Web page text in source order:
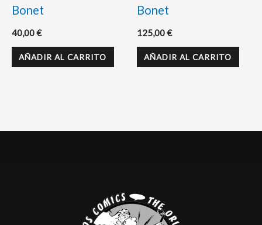
Bonet
40,00€
AÑADIR AL CARRITO
Bonet
125,00€
AÑADIR AL CARRITO